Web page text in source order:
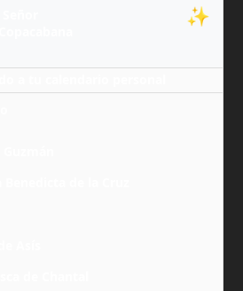
✨
a tu calendario personal